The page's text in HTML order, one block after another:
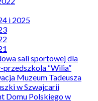
i 2025
sali sportowej dla
przedszkola “Wilia”
Muzeum Tadeusza
w Szwajcarii
Domu Polskiego w